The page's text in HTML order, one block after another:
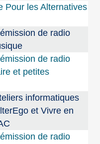
Pour les Alternatives
de radio
de radio
et petites
informatiques
et Vivre en
de radio